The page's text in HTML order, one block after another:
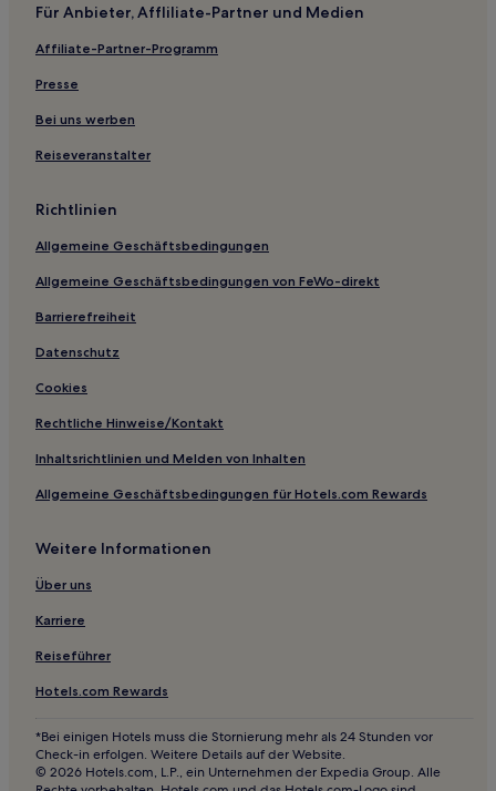
Für Anbieter, Affliliate-Partner und Medien
Affiliate-Partner-Programm
Presse
Bei uns werben
Reiseveranstalter
Richtlinien
Allgemeine Geschäftsbedingungen
Allgemeine Geschäftsbedingungen von FeWo-direkt
Barrierefreiheit
Datenschutz
Cookies
Rechtliche Hinweise/Kontakt
Inhaltsrichtlinien und Melden von Inhalten
Allgemeine Geschäftsbedingungen für Hotels.com Rewards
Weitere Informationen
Über uns
Karriere
Reiseführer
Hotels.com Rewards
*Bei einigen Hotels muss die Stornierung mehr als 24 Stunden vor
Check-in erfolgen. Weitere Details auf der Website.
© 2026 Hotels.com, L.P., ein Unternehmen der Expedia Group. Alle